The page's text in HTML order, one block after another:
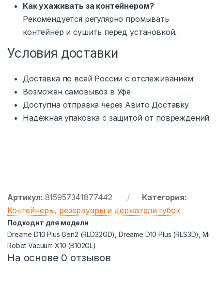
Как ухаживать за контейнером?
Рекомендуется регулярно промывать
контейнер и сушить перед установкой.
Условия доставки
Доставка по всей России с отслеживанием
Возможен самовывоз в Уфе
Доступна отправка через Авито Доставку
Надёжная упаковка с защитой от повреждений
Артикул: 815957341877442
Категория:
Контейнеры, резервуары и держатели губок
Подходит для модели
Dreame D10 Plus Gen2 (RLD32GD), Drеаmе D10 Рlus (RLS3D), Mi
Robot Vacuum X10 (B102GL)
На основе 0 отзывов